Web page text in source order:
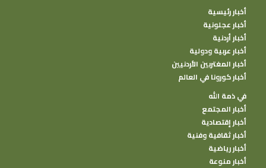
أخبار رئيسية
أخبار عجلونية
أخبار أردنية
أخبار عربية ودولية
أخبار المغتربين الأردنيين
أخبار كورونا في العالم
في ذمة الله
أخبار المجتمع
أخبار إقتصادية
أخبار ثقافية وفنية
أخبار رياضية
أخبار منوعة